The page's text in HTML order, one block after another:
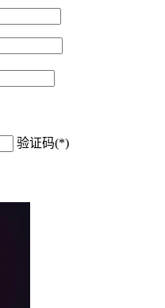
验证码(*)